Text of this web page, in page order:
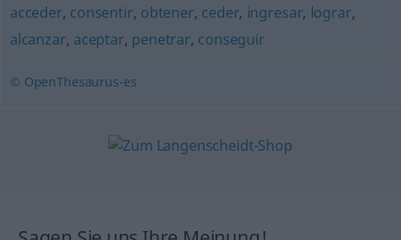
acceder, consentir, obtener, ceder, ingresar, lograr,
alcanzar, aceptar, penetrar, conseguir
© OpenThesaurus-es